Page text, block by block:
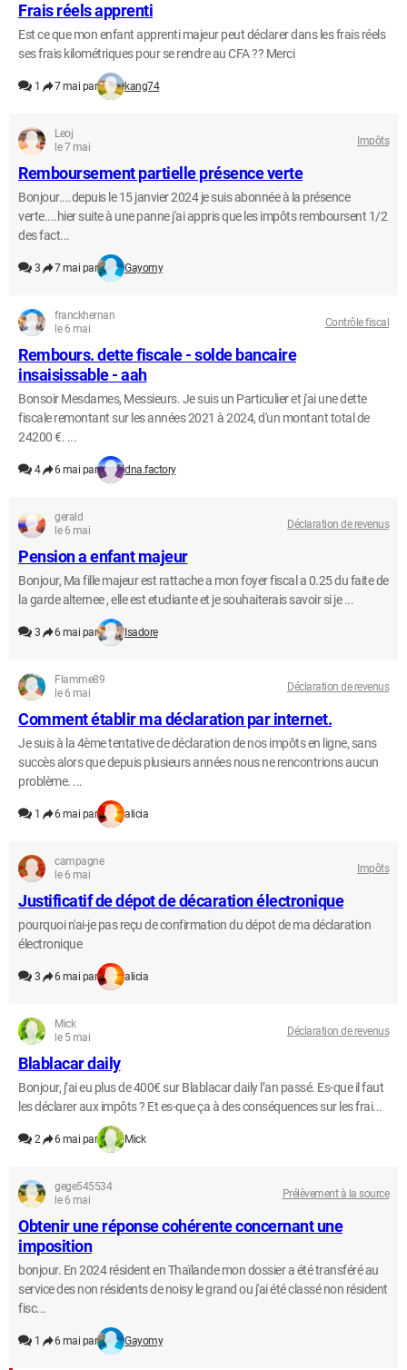
Frais réels apprenti
Est ce que mon enfant apprenti majeur peut déclarer dans les frais réels
ses frais kilométriques pour se rendre au CFA ?? Merci
1 7 mai par kang74
Leoj
le 7 mai
Impôts
Remboursement partielle présence verte
Bonjour....depuis le 15 janvier 2024 je suis abonnée à la présence
verte....hier suite à une panne j'ai appris que les impôts remboursent 1/2
des fact...
3 7 mai par Gayomy
franckhernan
le 6 mai
Contrôle fiscal
Rembours. dette fiscale - solde bancaire
insaisissable - aah
Bonsoir Mesdames, Messieurs. Je suis un Particulier et j'ai une dette
fiscale remontant sur les années 2021 à 2024, d'un montant total de
24200 €. ...
4 6 mai par dna.factory
gerald
le 6 mai
Déclaration de revenus
Pension a enfant majeur
Bonjour, Ma fille majeur est rattache a mon foyer fiscal a 0.25 du faite de
la garde alternee , elle est etudiante et je souhaiterais savoir si je ...
3 6 mai par Isadore
Flamme89
le 6 mai
Déclaration de revenus
Comment établir ma déclaration par internet.
Je suis à la 4ème tentative de déclaration de nos impôts en ligne, sans
succès alors que depuis plusieurs années nous ne rencontrions aucun
problème. ...
1 6 mai par alicia
campagne
le 6 mai
Impôts
Justificatif de dépot de décaration électronique
pourquoi n'ai-je pas reçu de confirmation du dépot de ma déclaration
électronique
3 6 mai par alicia
Mick
le 5 mai
Déclaration de revenus
Blablacar daily
Bonjour, j’ai eu plus de 400€ sur Blablacar daily l’an passé. Es-que il faut
les déclarer aux impôts ? Et es-que ça à des conséquences sur les frai...
2 6 mai par Mick
gege545534
le 6 mai
Prélèvement à la source
Obtenir une réponse cohérente concernant une
imposition
bonjour. En 2024 résident en Thaïlande mon dossier a été transféré au
service des non résidents de noisy le grand ou j'ai été classé non résident
fisc...
1 6 mai par Gayomy